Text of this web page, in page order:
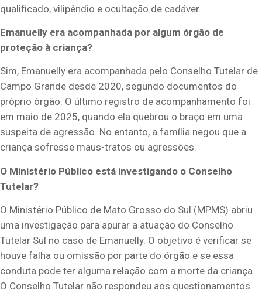
qualificado, vilipêndio e ocultação de cadáver.
Emanuelly era acompanhada por algum órgão de
proteção à criança?
Sim, Emanuelly era acompanhada pelo Conselho Tutelar de
Campo Grande desde 2020, segundo documentos do
próprio órgão. O último registro de acompanhamento foi
em maio de 2025, quando ela quebrou o braço em uma
suspeita de agressão. No entanto, a família negou que a
criança sofresse maus-tratos ou agressões.
O Ministério Público está investigando o Conselho
Tutelar?
O Ministério Público de Mato Grosso do Sul (MPMS) abriu
uma investigação para apurar a atuação do Conselho
Tutelar Sul no caso de Emanuelly. O objetivo é verificar se
houve falha ou omissão por parte do órgão e se essa
conduta pode ter alguma relação com a morte da criança.
O Conselho Tutelar não respondeu aos questionamentos